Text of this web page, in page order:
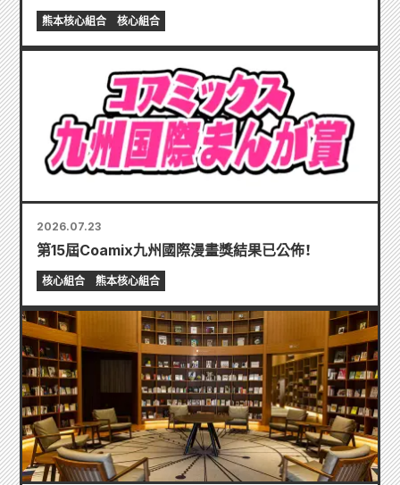
熊本核心組合 核心組合
2026.07.23
第15屆Coamix九州國際漫畫獎結果已公佈！
核心組合 熊本核心組合